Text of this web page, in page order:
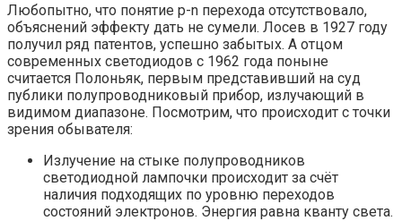
Любопытно, что понятие p-n перехода отсутствовало,
объяснений эффекту дать не сумели. Лосев в 1927 году
получил ряд патентов, успешно забытых. А отцом
современных светодиодов с 1962 года поныне
считается Полоньяк, первым представивший на суд
публики полупроводниковый прибор, излучающий в
видимом диапазоне. Посмотрим, что происходит с точки
зрения обывателя:
Излучение на стыке полупроводников
светодиодной лампочки происходит за счёт
наличия подходящих по уровню переходов
состояний электронов. Энергия равна кванту света.